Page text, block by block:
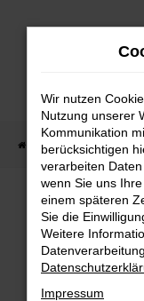
Zum
Startseite
Bei
Auswahl
Wir nutzen
Nutzung unserer
Kommunikation
berücksichtigen
verarbeiten
wenn Sie uns
einem späteren
Sie die
Weitere
Impressum